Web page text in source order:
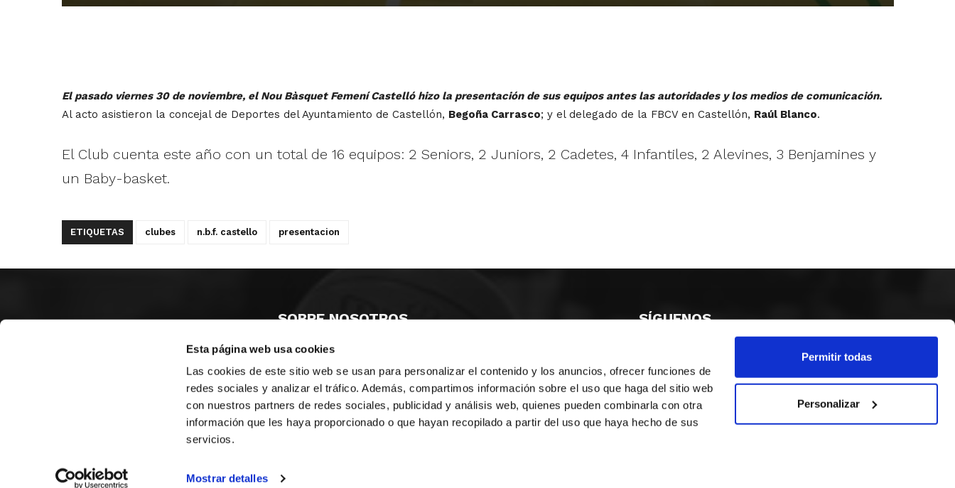
Esta página web usa cookies
Las cookies de este sitio web se usan para personalizar el contenido y los anuncios, ofrecer funciones de
redes sociales y analizar el tráfico. Además, compartimos información sobre el uso que haga del sitio web
con nuestros partners de redes sociales, publicidad y análisis web, quienes pueden combinarla con otra
información que les haya proporcionado o que hayan recopilado a partir del uso que haya hecho de sus
servicios.
Mostrar detalles
Permitir todas
Personalizar
El pasado viernes 30 de noviembre, el Nou Bàsquet Femení Castelló hizo la presentación de sus equipos antes las autoridades y los medios de comunicación.
Al acto asistieron la concejal de Deportes del Ayuntamiento de Castellón, Begoña Carrasco; y el delegado de la FBCV en Castellón, Raúl Blanco.
El Club cuenta este año con un total de 16 equipos: 2 Seniors, 2 Juniors, 2 Cadetes, 4 Infantiles, 2 Alevines, 3 Benjamines y
un Baby-basket.
ETIQUETAS clubes n.b.f. castello presentacion
SOBRE NOSOTROS
CASTELLON
VALENCIA
MONESTIR DE POBLET 14 1ª 3º
ALICANTE
CIUDAD DE MATANZAS 12
fbcv@fbcv.es
SÍGUENOS
© FEDERACIÓN BALONCESTO COMUNIDAD VALENCIANA